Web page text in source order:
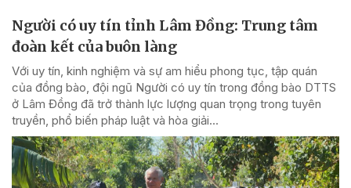
Người có uy tín tỉnh Lâm Đồng: Trung tâm
đoàn kết của buôn làng
Với uy tín, kinh nghiệm và sự am hiểu phong tục, tập quán
của đồng bào, đội ngũ Người có uy tín trong đồng bào DTTS
ở Lâm Đồng đã trở thành lực lượng quan trọng trong tuyên
truyền, phổ biến pháp luật và hòa giải...